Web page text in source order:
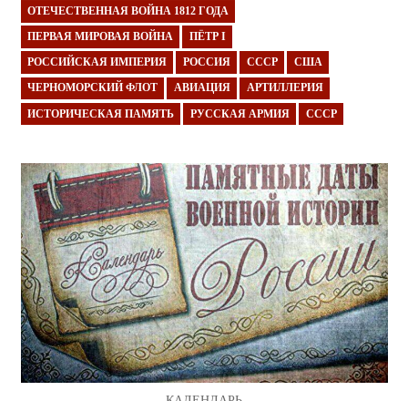
ОТЕЧЕСТВЕННАЯ ВОЙНА 1812 ГОДА
ПЕРВАЯ МИРОВАЯ ВОЙНА ПЁТР I
РОССИЙСКАЯ ИМПЕРИЯ РОССИЯ СССР США
ЧЕРНОМОРСКИЙ ФЛОТ АВИАЦИЯ АРТИЛЛЕРИЯ
ИСТОРИЧЕСКАЯ ПАМЯТЬ РУССКАЯ АРМИЯ СССР